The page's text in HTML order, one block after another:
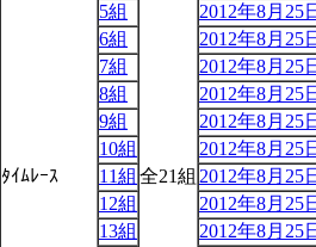
ﾀｲﾑﾚｰｽ 全21組
5組
2012年8月25
6組
2012年8月25
7組
2012年8月25
8組
2012年8月25
9組
2012年8月25
10組
2012年8月25
11組
2012年8月25
12組
2012年8月25
13組
2012年8月25